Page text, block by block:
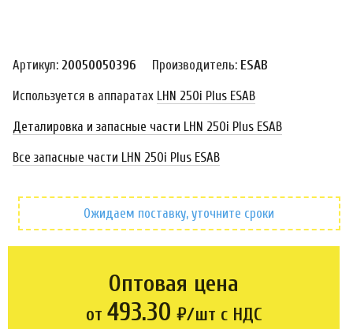
Артикул: 20050050396 Производитель: ESAB
Используется в аппаратах LHN 250i Plus ESAB
Деталировка и запасные части LHN 250i Plus ESAB
Все запасные части LHN 250i Plus ESAB
Ожидаем поставку, уточните сроки
Оптовая цена
от 493.30 ₽/шт с НДС